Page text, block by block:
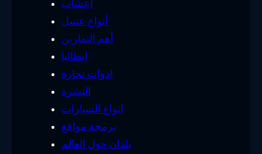
أعشاب
أنواع عسل
أهم التمارين
إيطاليا
ادوات نجارة
البشرة
انواع السيارات
برمجة مواقع
بلدان حول العالم